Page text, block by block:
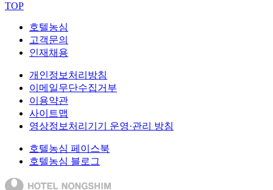
TOP
호텔농심
고객문의
인재채용
개인정보처리방침
이메일무단수집거부
이용약관
사이트맵
영상정보처리기기 운영·관리 방침
호텔농심 페이스북
호텔농심 블로그